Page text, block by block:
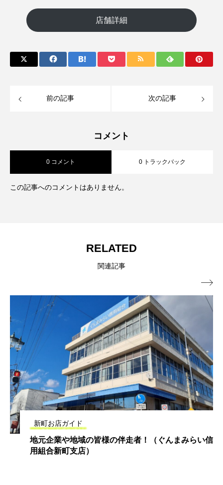
店舗詳細
前の記事 次の記事
コメント
0 コメント 0 トラックバック
この記事へのコメントはありません。
RELATED
関連記事
新町お店ガイド
地元企業や地域の皆様の伴走者！（ぐんまみらい信
用組合新町支店）
